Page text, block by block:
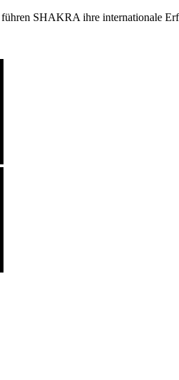
SHAKRA ihre internationale